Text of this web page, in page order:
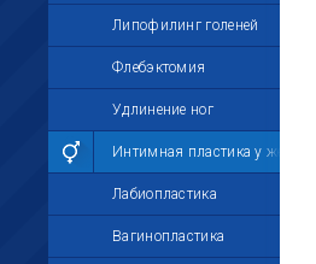
Липофилинг голеней
Флебэктомия
Удлинение ног
Интимная пластика у женщин
Лабиопластика
Вагинопластика